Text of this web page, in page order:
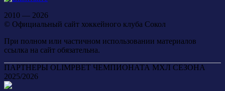
2010 — 2026
© Официальный сайт хоккейного клуба Сокол
При полном или частичном использовании материалов
ссылка на сайт обязательна.
ПАРТНЕРЫ OLIMPBET ЧЕМПИОНАТА МХЛ СЕЗОНА
2025/2026